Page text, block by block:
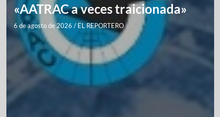
«AATRAC a veces traicionada»
6 de agosto de 2026 / EL REPORTERO